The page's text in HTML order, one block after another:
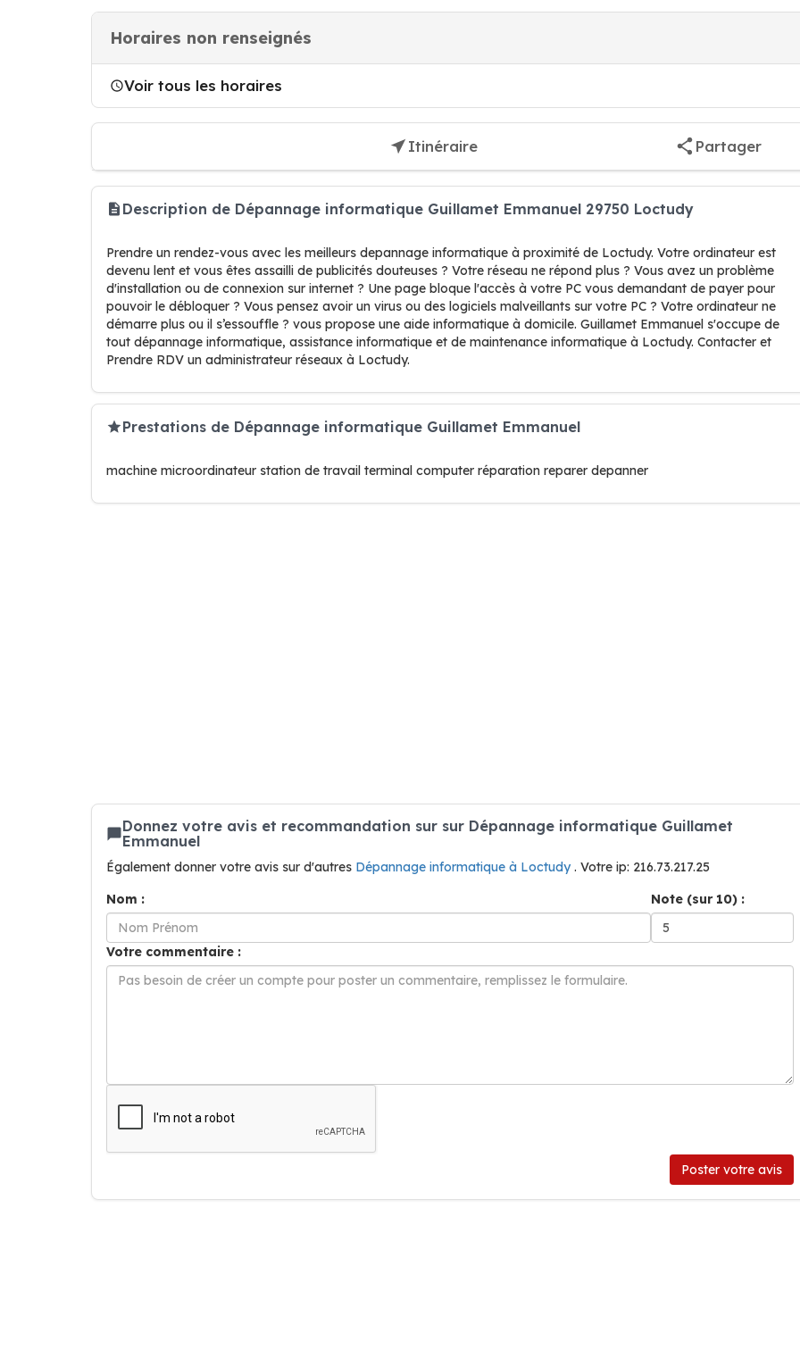
Horaires non renseignés
Voir tous les horaires
Itinéraire Partager
Description de Dépannage informatique Guillamet Emmanuel 29750 Loctudy
Prendre un rendez-vous avec les meilleurs depannage informatique à proximité de Loctudy. Votre ordinateur est
devenu lent et vous êtes assailli de publicités douteuses ? Votre réseau ne répond plus ? Vous avez un problème
d'installation ou de connexion sur internet ? Une page bloque l'accès à votre PC vous demandant de payer pour
pouvoir le débloquer ? Vous pensez avoir un virus ou des logiciels malveillants sur votre PC ? Votre ordinateur ne
démarre plus ou il s’essouffle ? vous propose une aide informatique à domicile. Guillamet Emmanuel s'occupe de
tout dépannage informatique, assistance informatique et de maintenance informatique à Loctudy. Contacter et
Prendre RDV un administrateur réseaux à Loctudy.
Prestations de Dépannage informatique Guillamet Emmanuel
machine microordinateur station de travail terminal computer réparation reparer depanner
Donnez votre avis et recommandation sur sur Dépannage informatique Guillamet
Emmanuel
Également donner votre avis sur d'autres Dépannage informatique à Loctudy. Votre ip: 216.73.217.25
Nom :
Note (sur 10) :
Votre commentaire :
Poster votre avis